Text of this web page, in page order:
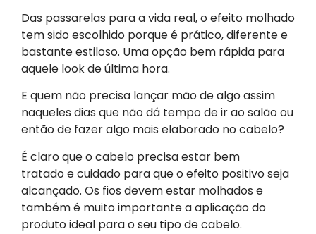
Das passarelas para a vida real, o efeito molhado
tem sido escolhido porque é prático, diferente e
bastante estiloso. Uma opção bem rápida para
aquele look de última hora.
E quem não precisa lançar mão de algo assim
naqueles dias que não dá tempo de ir ao salão ou
então de fazer algo mais elaborado no cabelo?
É claro que o cabelo precisa estar bem
tratado e cuidado para que o efeito positivo seja
alcançado. Os fios devem estar molhados e
também é muito importante a aplicação do
produto ideal para o seu tipo de cabelo.